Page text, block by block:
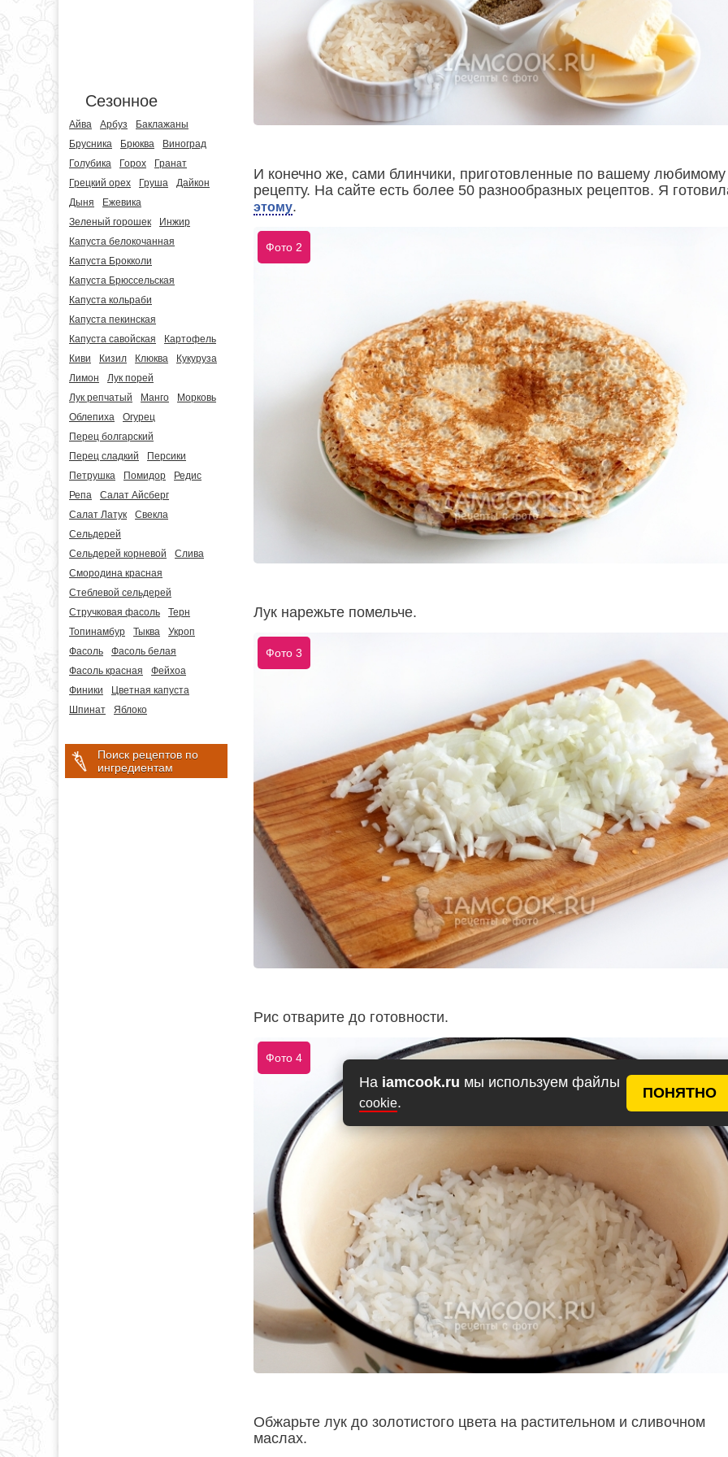
На iamcook.ru мы используем файлы
cookie.
ПОНЯТНО
Сезонное
Айва Арбуз
Баклажаны
Брусника
Брюква
Виноград
Голубика
Горох
Гранат
Грецкий орех
Груша
Дайкон
Дыня
Ежевика
Зеленый горошек
Инжир
Капуста белокочанная
Капуста Брокколи
Капуста Брюссельская
Капуста кольраби
Капуста пекинская
Капуста савойская
Картофель
Киви
Кизил Клюква
Кукуруза
Лимон
Лук порей
Лук репчатый
Манго
Морковь
Облепиха
Огурец
Перец болгарский
Перец сладкий
Персики
Петрушка
Помидор
Редис
Репа
Салат Айсберг
Салат Латук
Свекла
Сельдерей
Сельдерей корневой
Слива
Смородина красная
Стеблевой сельдерей
Стручковая фасоль
Терн
Топинамбур
Тыква
Укроп
Фасоль
Фасоль белая
Фасоль красная
Фейхоа
Финики
Цветная капуста
Шпинат
Яблоко
Поиск рецептов по
ингредиентам
И конечно же, сами блинчики, приготовленные по вашему любимому
рецепту. На сайте есть более 50 разнообразных рецептов. Я
этому.
Фото 2
Лук нарежьте помельче.
Фото 3
Рис отварите до готовности.
Фото 4
Обжарьте лук до золотистого цвета на растительном и сливочном
маслах.